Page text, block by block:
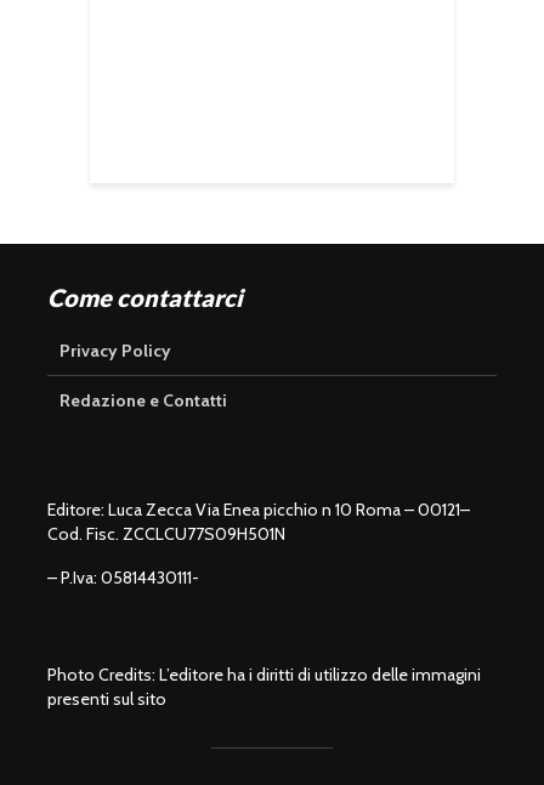
Come contattarci
Privacy Policy
Redazione e Contatti
Editore: Luca Zecca Via Enea picchio n 10 Roma – 00121–
Cod. Fisc. ZCCLCU77S09H501N
– P.Iva: 05814430111-
Photo Credits: L’editore ha i diritti di utilizzo delle immagini
presenti sul sito